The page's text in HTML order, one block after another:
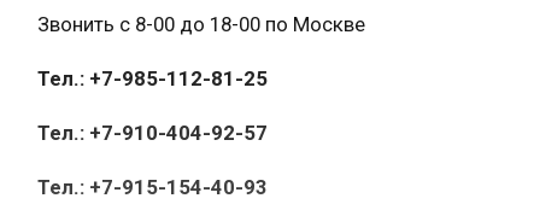
Звонить с 8-00 до 18-00 по Москве
Тел.: +7-985-112-81-25
Тел.: +7-910-404-92-57
Тел.: +7-915-154-40-93